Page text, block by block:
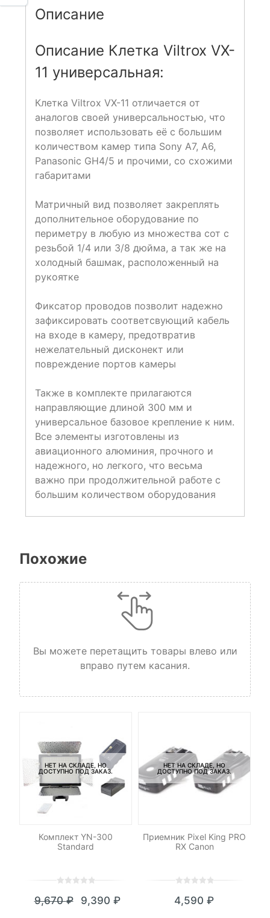
Описание
Описание Клетка Viltrox VX-
11 универсальная:
Клетка Viltrox VX-11 отличается от
аналогов своей универсальностью, что
позволяет использовать её с большим
количеством камер типа Sony A7, A6,
Panasonic GH4/5 и прочими, со схожими
габаритами
Матричный вид позволяет закреплять
дополнительное оборудование по
периметру в любую из множества сот с
резьбой 1/4 или 3/8 дюйма, а так же на
холодный башмак, расположенный на
рукоятке
Фиксатор проводов позволит надежно
зафиксировать соответсвующий кабель
на входе в камеру, предотвратив
нежелательный дисконект или
повреждение портов камеры
Также в комплекте прилагаются
направляющие длиной 300 мм и
универсальное базовое крепление к ним.
Все элементы изготовлены из
авиационного алюминия, прочного и
надежного, но легкого, что весьма
важно при продолжительной работе с
большим количеством оборудования
Похожие
Вы можете перетащить товары влево или
вправо путем касания.
НЕТ НА СКЛАДЕ, НО
ДОСТУПНО ПОД ЗАКАЗ.
Комплект YN-300
Standard
out
9,670₽
Первоначальная
9,390 ₽
Текущая
НЕТ НА СКЛАДЕ, НО
ДОСТУПНО ПОД ЗАКАЗ.
Приемник Pixel King PRO
RX Canon
out
4,590 ₽